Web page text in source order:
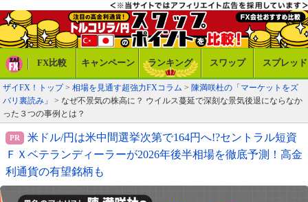
FX比較 キャンペーン ランキング スワップ スプレッド
ザイFX！トップ> 相場を見通す超強力FXコラム > 陳満咲杜の「マーケットをズ
バリ裏読み」
> なぜ不景気の株高に？ ウイルス蔓延で深刻な景気後退にならなか
った３つの事例とは？
米ドル/円は米中間選挙次第で164円へ!?セントラル短資
ＦＸベテランディーラーが2026年後半相場を徹底予測！高金
利通貨の有望銘柄も